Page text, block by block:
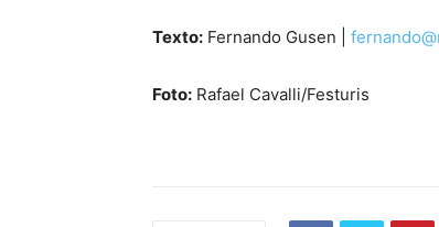
Texto: Fernando Gusen |
Foto: Rafael Cavalli/Festuris